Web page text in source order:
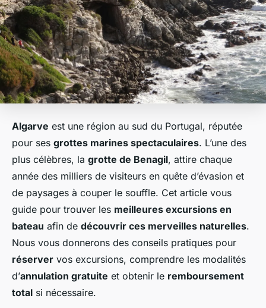
Algarve est une région au sud du Portugal, réputée
pour ses grottes marines spectaculaires. L’une des
plus célèbres, la grotte de Benagil, attire chaque
année des milliers de visiteurs en quête d’évasion et
de paysages à couper le souffle. Cet article vous
guide pour trouver les meilleures excursions en
bateau afin de découvrir ces merveilles naturelles.
Nous vous donnerons des conseils pratiques pour
réserver vos excursions, comprendre les modalités
d’annulation gratuite et obtenir le remboursement
total si nécessaire.